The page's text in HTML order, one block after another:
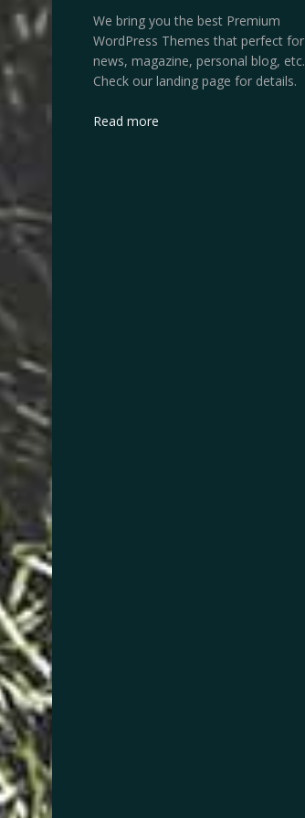
We bring you the best Premium
WordPress Themes that perfect for
news, magazine, personal blog, etc.
Check our landing page for details.
Read more